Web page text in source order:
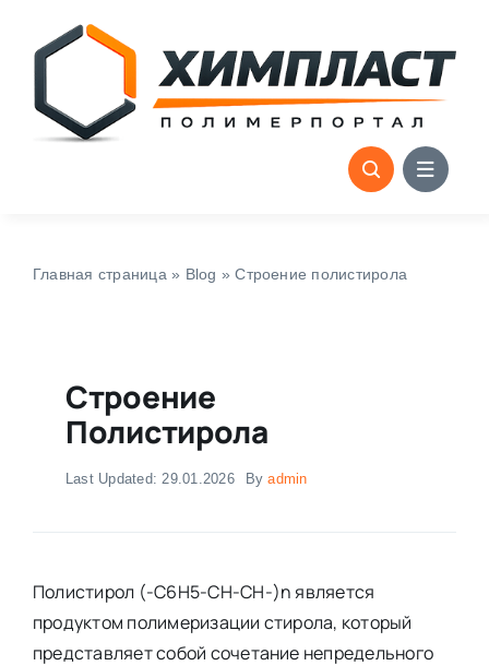
content
Главная страница » Blog »Строение полистирола
Строение
Полистирола
Last Updated: 29.01.2026 Byadmin
Полистирол (-C6H5-CH-CH-)n является
продуктом полимеризации стирола, который
представляет собой сочетание непредельного